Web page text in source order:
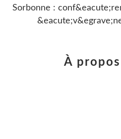
Sorbonne :
À propos